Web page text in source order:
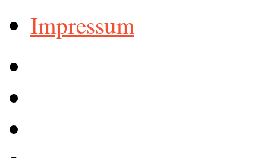
Impressum